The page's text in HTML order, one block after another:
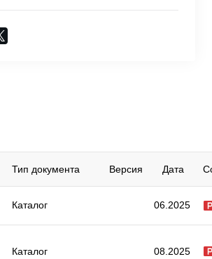
Тип документа Версия Дата
Каталог 06.2025
Каталог 08.2025